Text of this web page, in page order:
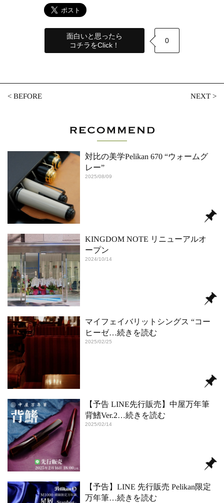
面白いと思ったら
コチラをClick！
0
<BEFORE NEXT>
対比の美学Pelikan 670 “ウォームグ
レー”
2025/08/09
KINGDOM NOTE リニューアルオ
ープン
2024/10/14
マイフェイバリットシングス “コー
ヒーゼ…続きを読む
2025/02/25
【予告 LINE先行販売】中屋万年筆
背鰭Ver.2…続きを読む
2025/02/14
【予告】LINE 先行販売 Pelikan限定
万年筆…続きを読む